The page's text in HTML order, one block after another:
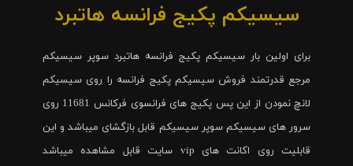
سیسیکم پکیج فرانسه هاتبرد
برای اولین بار سیسیکم پکیج فرانسه هاتبرد سوپر سیسیکم
مرجع قدرتمند فروش سیسیکم پکیج فرانسه را روی سیسیکم
لانچ نمودن از این پس پکیج های فرانسوی فرکانس 11681 روی
سرور های سیسیکم سوپر سیسیکم قابل بازگشای میباشد و این
قابلیت روی اکانت های vip سایت قابل مشاهده میباشد